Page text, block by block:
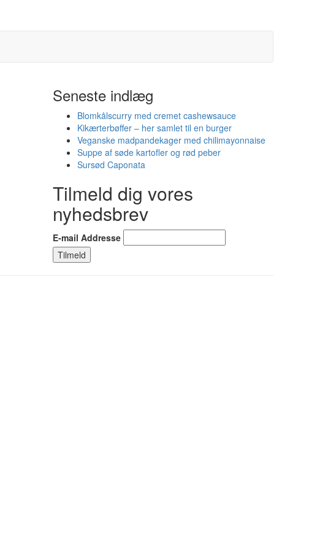
Seneste indlæg
Blomkålscurry med cremet cashewsauce
Kikærterbøffer – her samlet til en burger
Veganske madpandekager med chilimayonnaise
Suppe af søde kartofler og rød peber
Sursød Caponata
Tilmeld dig vores
nyhedsbrev
E-mail Addresse